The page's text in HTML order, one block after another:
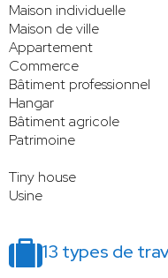
Maison individuelle
Maison de ville
Appartement
Commerce
Bâtiment professionnel
Hangar
Bâtiment agricole
Patrimoine
Tiny house
Usine
13 types de